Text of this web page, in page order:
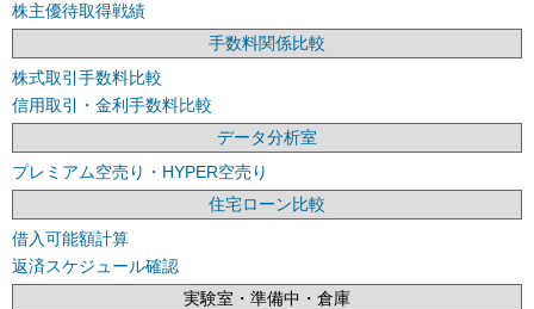
株主優待取得戦績
手数料関係比較
株式取引手数料比較
信用取引・金利手数料比較
データ分析室
プレミアム空売り・HYPER空売り
住宅ローン比較
借入可能額計算
返済スケジュール確認
実験室・準備中・倉庫